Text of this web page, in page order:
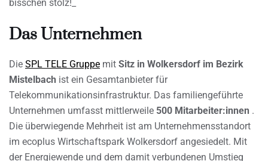
bisschen stolz!_
Das Unternehmen
Die SPL TELE Gruppe mit Sitz in Wolkersdorf im Bezirk
Mistelbach ist ein Gesamtanbieter für
Telekommunikationsinfrastruktur. Das familiengeführte
Unternehmen umfasst mittlerweile 500 Mitarbeiter:innen .
Die überwiegende Mehrheit ist am Unternehmensstandort
im ecoplus Wirtschaftspark Wolkersdorf angesiedelt. Mit
der Energiewende und dem damit verbundenen Umstieg